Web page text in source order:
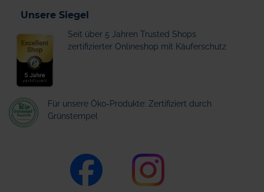
Unsere Siegel
Seit über 5 Jahren Trusted Shops
zertifizierter Onlineshop mit Käuferschutz
Für unsere Öko-Produkte: Zertifiziert durch
Grünstempel